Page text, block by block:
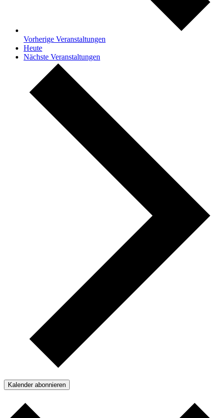
Vorherige Veranstaltungen
Heute
Nächste Veranstaltungen
Kalender abonnieren